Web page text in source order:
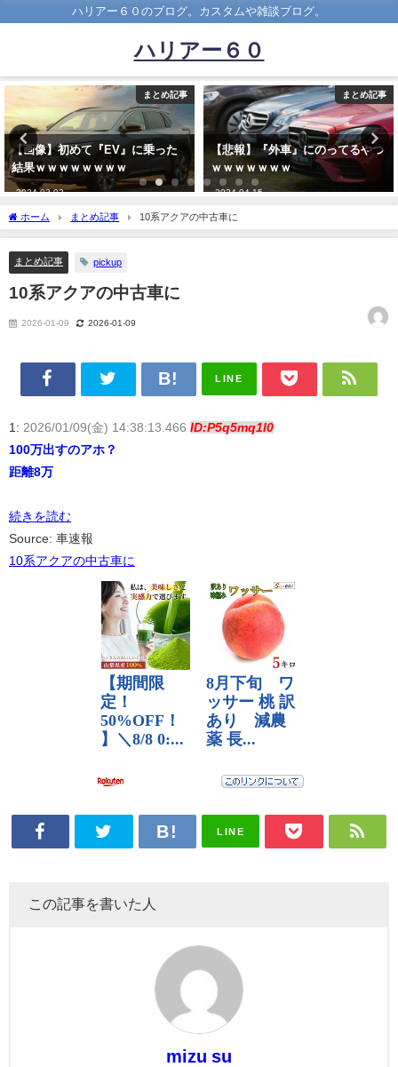
ハリアー６０のブログ。カスタムや雑談ブログ。
ハリアー６０
まとめ記事
【悲報】『外車』にのってるやつ
ｗｗｗｗｗｗｗ
2024-04-15
まとめ記
【悲報】女さんバイク乗り、とん
でもない車と衝突してしまうｗｗ
ｗｗｗｗｗｗｗｗｗｗｗ
ホーム まとめ記事 10系アクアの中古車に
まとめ記事 pickup
10系アクアの中古車に
2026-01-09 2026-01-09
LINE
1: 2026/01/09(金) 14:38:13.466 ID:P5q5mq1I0
100万出すのアホ？
距離8万
続きを読む
Source: 車速報
10系アクアの中古車に
LINE
この記事を書いた人
mizu su